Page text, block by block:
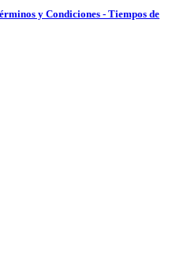
y Condiciones - Tiempos de